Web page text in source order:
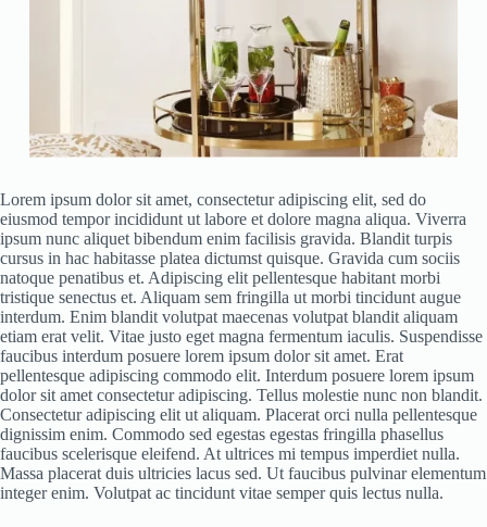
Lorem ipsum dolor sit amet, consectetur adipiscing elit, sed do
eiusmod tempor incididunt ut labore et dolore magna aliqua. Viverra
ipsum nunc aliquet bibendum enim facilisis gravida. Blandit turpis
cursus in hac habitasse platea dictumst quisque. Gravida cum sociis
natoque penatibus et. Adipiscing elit pellentesque habitant morbi
tristique senectus et. Aliquam sem fringilla ut morbi tincidunt augue
interdum. Enim blandit volutpat maecenas volutpat blandit aliquam
etiam erat velit. Vitae justo eget magna fermentum iaculis. Suspendisse
faucibus interdum posuere lorem ipsum dolor sit amet. Erat
pellentesque adipiscing commodo elit. Interdum posuere lorem ipsum
dolor sit amet consectetur adipiscing. Tellus molestie nunc non blandit.
Consectetur adipiscing elit ut aliquam. Placerat orci nulla pellentesque
dignissim enim. Commodo sed egestas egestas fringilla phasellus
faucibus scelerisque eleifend. At ultrices mi tempus imperdiet nulla.
Massa placerat duis ultricies lacus sed. Ut faucibus pulvinar elementum
integer enim. Volutpat ac tincidunt vitae semper quis lectus nulla.